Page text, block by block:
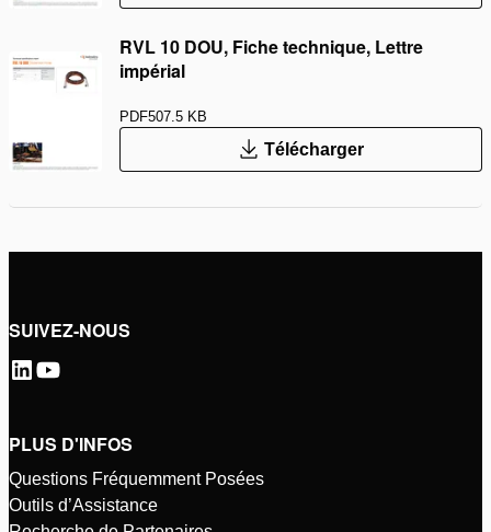
RVL 10 DOU, Fiche technique, Lettre
impérial
PDF507.5 KB
Télécharger
SUIVEZ-NOUS
PLUS D'INFOS
Questions Fréquemment Posées
Outils d’Assistance